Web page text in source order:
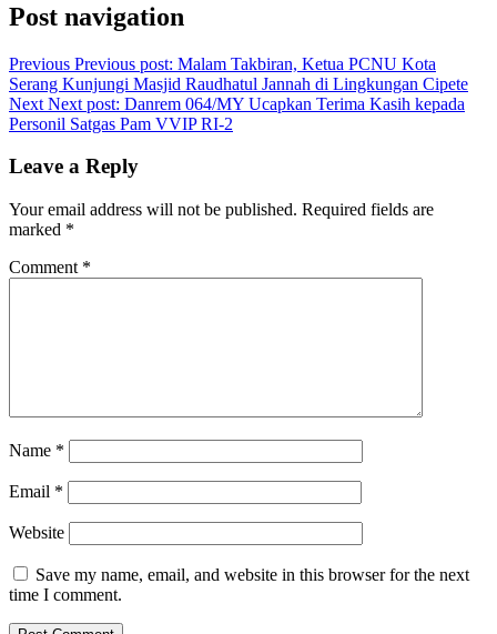
Post navigation
Previous Previous post: Malam Takbiran, Ketua PCNU Kota
Serang Kunjungi Masjid Raudhatul Jannah di Lingkungan Cipete
Next Next post: Danrem 064/MY Ucapkan Terima Kasih kepada
Personil Satgas Pam VVIP RI-2
Leave a Reply
Your email address will not be published. Required fields are
marked *
Comment *
Name *
Email *
Website
Save my name, email, and website in this browser for the next
time I comment.